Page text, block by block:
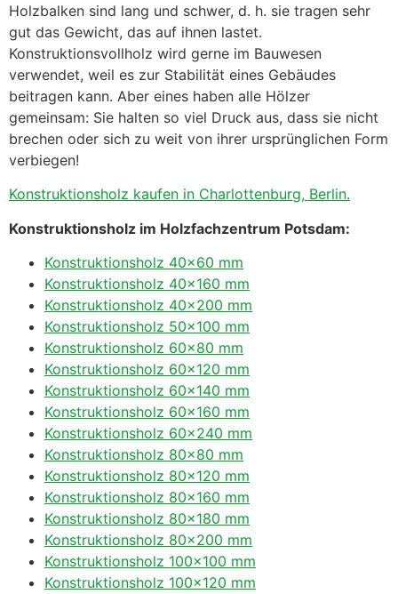
Holzbalken sind lang und schwer, d. h. sie tragen sehr
gut das Gewicht, das auf ihnen lastet.
Konstruktionsvollholz wird gerne im Bauwesen
verwendet, weil es zur Stabilität eines Gebäudes
beitragen kann. Aber eines haben alle Hölzer
gemeinsam: Sie halten so viel Druck aus, dass sie nicht
brechen oder sich zu weit von ihrer ursprünglichen Form
verbiegen!
Konstruktionsholz kaufen in Charlottenburg, Berlin.
Konstruktionsholz im Holzfachzentrum Potsdam:
Konstruktionsholz 40×60 mm
Konstruktionsholz 40×160 mm
Konstruktionsholz 40×200 mm
Konstruktionsholz 50×100 mm
Konstruktionsholz 60×80 mm
Konstruktionsholz 60×120 mm
Konstruktionsholz 60×140 mm
Konstruktionsholz 60×160 mm
Konstruktionsholz 60×240 mm
Konstruktionsholz 80×80 mm
Konstruktionsholz 80×120 mm
Konstruktionsholz 80×160 mm
Konstruktionsholz 80×180 mm
Konstruktionsholz 80×200 mm
Konstruktionsholz 100×100 mm
Konstruktionsholz 100×120 mm